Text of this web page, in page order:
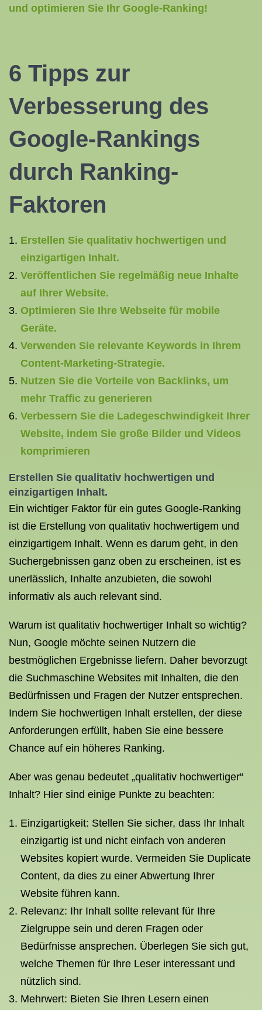
und optimieren Sie Ihr Google-Ranking!
6 Tipps zur
Verbesserung des
Google-Rankings
durch Ranking-
Faktoren
Erstellen Sie qualitativ hochwertigen und
einzigartigen Inhalt.
Veröffentlichen Sie regelmäßig neue Inhalte
auf Ihrer Website.
Optimieren Sie Ihre Webseite für mobile
Geräte.
Verwenden Sie relevante Keywords in Ihrem
Content-Marketing-Strategie.
Nutzen Sie die Vorteile von Backlinks, um
mehr Traffic zu generieren
Verbessern Sie die Ladegeschwindigkeit Ihrer
Website, indem Sie große Bilder und Videos
komprimieren
Erstellen Sie qualitativ hochwertigen und
einzigartigen Inhalt.
Ein wichtiger Faktor für ein gutes Google-Ranking
ist die Erstellung von qualitativ hochwertigem und
einzigartigem Inhalt. Wenn es darum geht, in den
Suchergebnissen ganz oben zu erscheinen, ist es
unerlässlich, Inhalte anzubieten, die sowohl
informativ als auch relevant sind.
Warum ist qualitativ hochwertiger Inhalt so wichtig?
Nun, Google möchte seinen Nutzern die
bestmöglichen Ergebnisse liefern. Daher bevorzugt
die Suchmaschine Websites mit Inhalten, die den
Bedürfnissen und Fragen der Nutzer entsprechen.
Indem Sie hochwertigen Inhalt erstellen, der diese
Anforderungen erfüllt, haben Sie eine bessere
Chance auf ein höheres Ranking.
Aber was genau bedeutet „qualitativ hochwertiger“
Inhalt? Hier sind einige Punkte zu beachten:
Einzigartigkeit: Stellen Sie sicher, dass Ihr Inhalt
einzigartig ist und nicht einfach von anderen
Websites kopiert wurde. Vermeiden Sie Duplicate
Content, da dies zu einer Abwertung Ihrer
Website führen kann.
Relevanz: Ihr Inhalt sollte relevant für Ihre
Zielgruppe sein und deren Fragen oder
Bedürfnisse ansprechen. Überlegen Sie sich gut,
welche Themen für Ihre Leser interessant und
nützlich sind.
Mehrwert: Bieten Sie Ihren Lesern einen